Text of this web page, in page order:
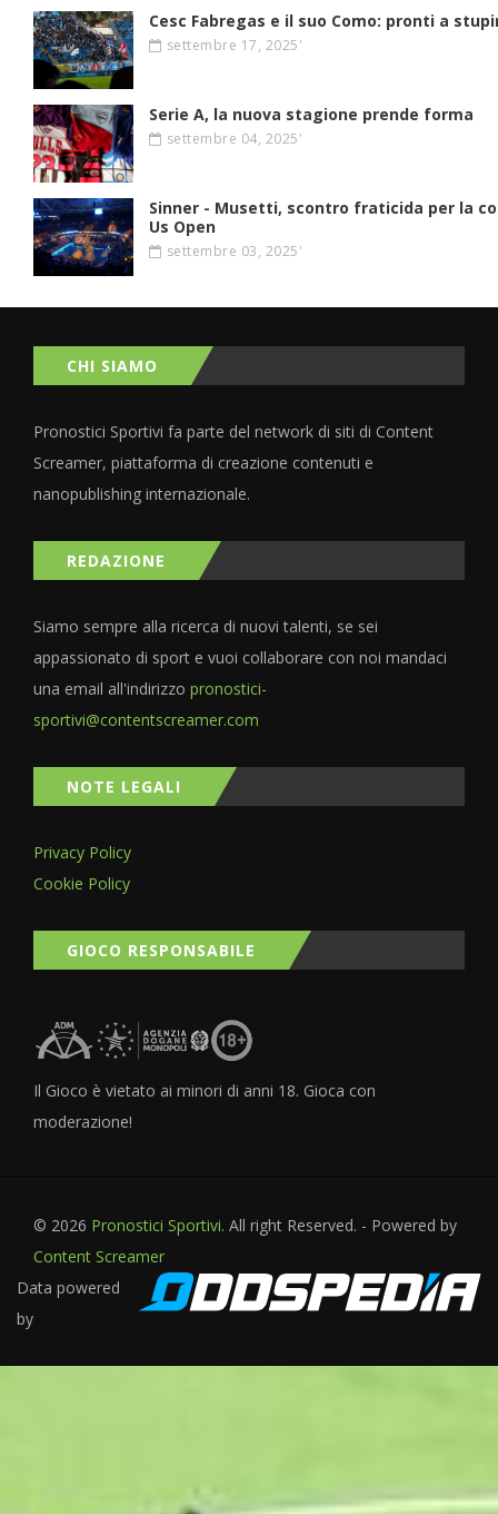
Cesc Fabregas e il suo Como: pronti a
settembre 17, 2025'
Serie A, la nuova stagione prende forma
settembre 04, 2025'
Sinner - Musetti, scontro fraticida per la
Us Open
settembre 03, 2025'
CHI SIAMO
Pronostici Sportivi fa parte del network di siti di Content
Screamer, piattaforma di creazione contenuti e
nanopublishing internazionale.
REDAZIONE
Siamo sempre alla ricerca di nuovi talenti, se sei
appassionato di sport e vuoi collaborare con noi mandaci
una email all'indirizzo pronostici-
sportivi@contentscreamer.com
NOTE LEGALI
Privacy Policy
Cookie Policy
GIOCO RESPONSABILE
Il Gioco è vietato ai minori di anni 18. Gioca con
moderazione!
© 2026 Pronostici Sportivi. All right Reserved. - Powered by
Content Screamer
Data powered
by